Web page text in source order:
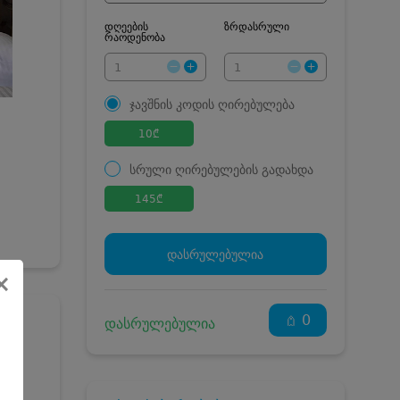
დღეების
რაოდენობა
ზრდასრული
ჯავშნის კოდის ღირებულება
10₾
სრული ღირებულების გადახდა
145₾
ჯავშნის კოდი
10 ₾
დამატებითი საწოლი
კვება
0 ₾
135 ₾
დასრულებულია
დასრულებულია 0